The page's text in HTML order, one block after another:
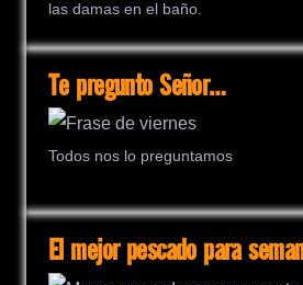
las damas en el baño.
Te pregunto Señor…
Todos nos lo preguntamos
El mejor pescado para